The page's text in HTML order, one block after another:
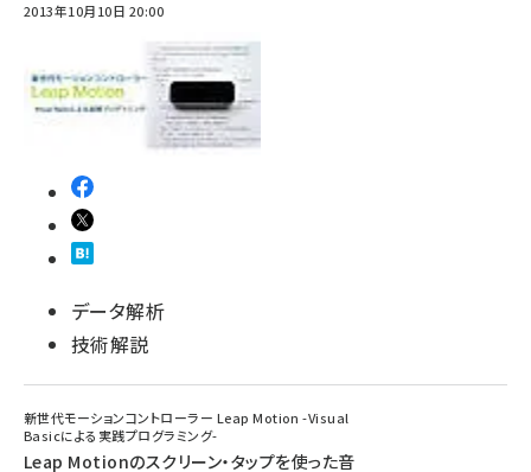
2013年10月10日 20:00
データ解析
技術解説
新世代モーションコントローラー Leap Motion -Visual
Basicによる実践プログラミング-
Leap Motionのスクリーン・タップを使った音